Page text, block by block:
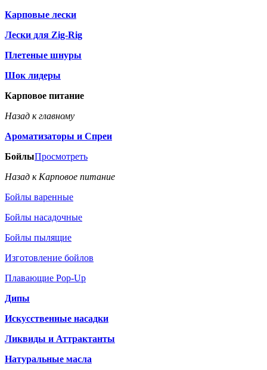
Карповые лески
Лески для Zig-Rig
Плетеные шнуры
Шок лидеры
Карповое питание
Назад к главному
Ароматизаторы и Спреи
БойлыПросмотреть
Назад к Карповое питание
Бойлы варенные
Бойлы насадочные
Бойлы пылящие
Изготовление бойлов
Плавающие Pop-Up
Дипы
Искусственные насадки
Ликвиды и Аттрактанты
Натуральные масла